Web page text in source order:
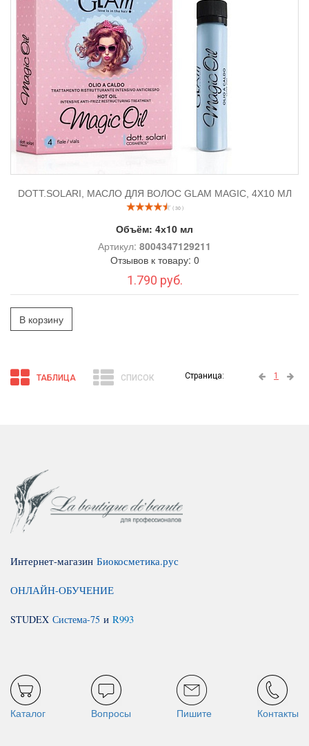
DOTT.SOLARI, МАСЛО ДЛЯ ВОЛОС GLAM MAGIC, 4Х10 МЛ
( 30 )
Объём: 4х10 мл
Артикул: 8004347129211
Отзывов к товару: 0
1.790 руб.
В корзину
ТАБЛИЦА СПИСОК Страница: 1
Интернет-магазин Биокосметика.рус
ОНЛАЙН-ОБУЧЕНИЕ
STUDEX Система-75 и R993
Каталог Вопросы Пишите Контакты